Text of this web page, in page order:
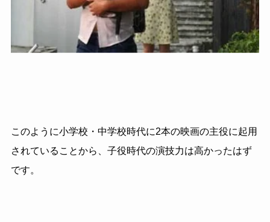
このように小学校・中学校時代に2本の映画の主役に起用
されていることから、子役時代の演技力は高かったはず
です。